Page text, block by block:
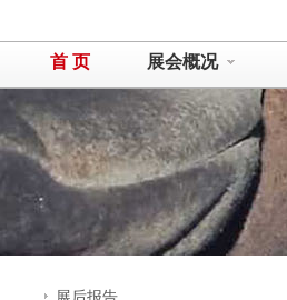
首 页 展会概况